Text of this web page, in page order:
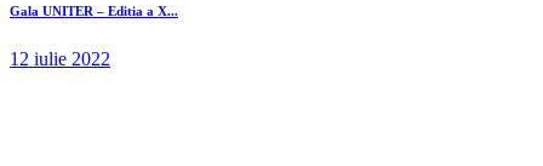
Gala UNITER – Editia a X...
12 iulie 2022